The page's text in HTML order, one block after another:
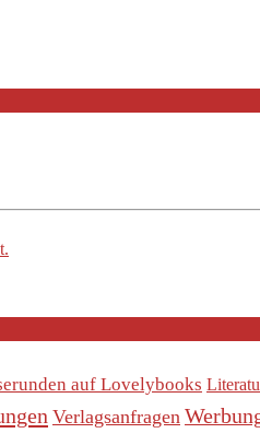
auf Lovelybooks
Verlagsanfragen